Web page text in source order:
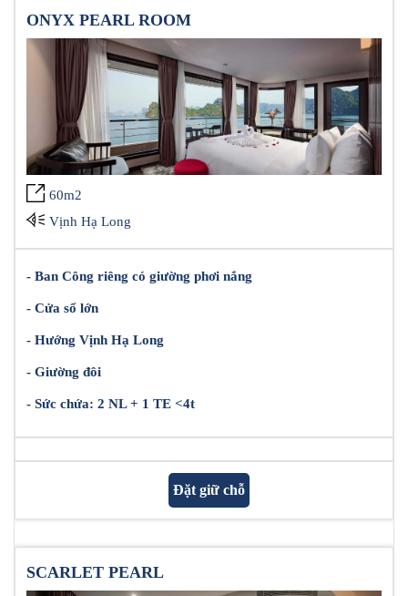
ONYX PEARL ROOM
60m2
Vịnh Hạ Long
- Ban Công riêng có giường phơi nắng
- Cửa sổ lớn
- Hướng Vịnh Hạ Long
- Giường đôi
- Sức chứa: 2 NL + 1 TE <4t
Đặt giữ chỗ
SCARLET PEARL